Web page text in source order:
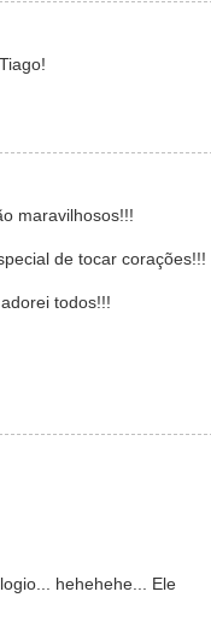
maravilhosos!!!
de tocar corações!!!
todos!!!
hehehehe... Ele